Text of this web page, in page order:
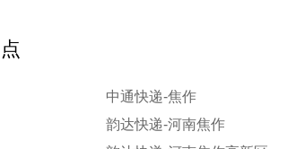
中通快递-焦作
韵达快递-河南焦作